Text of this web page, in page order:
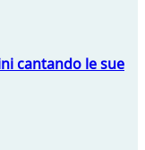
cantando le sue